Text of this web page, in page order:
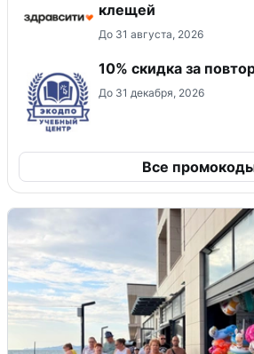
клещей
До 31 августа, 2026
10% скидка за
До 31 декабря, 2026
Все